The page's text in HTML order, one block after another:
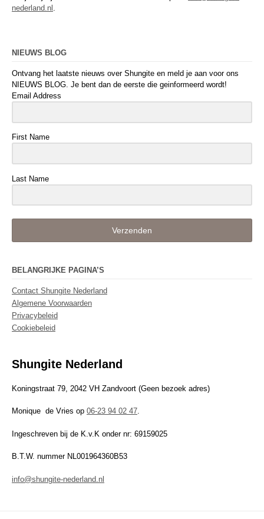
nederland.nl
NIEUWS BLOG
Ontvang het laatste nieuws over Shungite en meld je aan voor ons
NIEUWS BLOG. Je bent dan de eerste die geinformeerd wordt!
Email Address
First Name
Last Name
Verzenden
BELANGRIJKE PAGINA’S
Contact Shungite Nederland
Algemene Voorwaarden
Privacybeleid
Cookiebeleid
Shungite Nederland
Koningstraat 79, 2042 VH Zandvoort (Geen bezoek adres)
Monique de Vries op 06-23 94 02 47.
Ingeschreven bij de K.v.K onder nr: 69159025
B.T.W. nummer NL001964360B53
info@shungite-nederland.nl